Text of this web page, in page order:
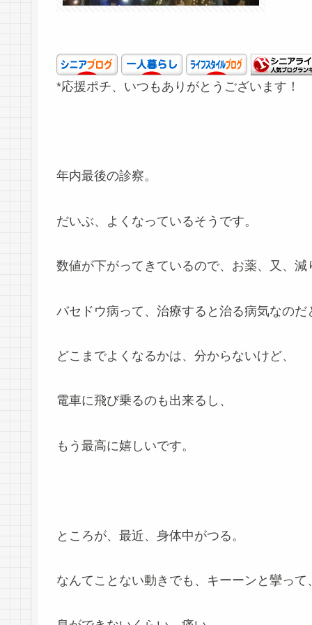
*応援ポチ、いつもありがとうございます！
年内最後の診察。
だいぶ、よくなっているそうです。
数値が下がってきているので、お薬、又、減
バセドウ病って、治療すると治る病気なのだ
どこまでよくなるかは、分からないけど、
電車に飛び乗るのも出来るし、
もう最高に嬉しいです。
ところが、最近、身体中がつる。
なんてことない動きでも、キーーンと攣って